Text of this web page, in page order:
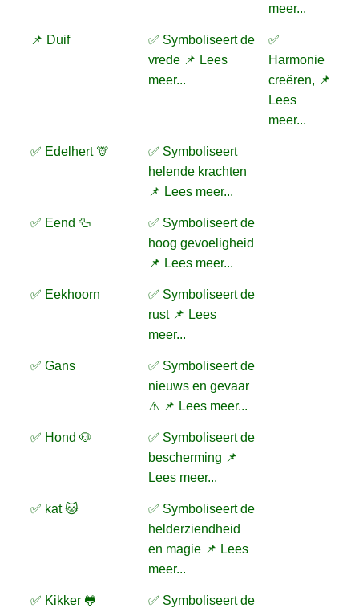
meer...
📌 Duif
✅ Symboliseert de
vrede 📌 Lees
meer...
✅
Harmonie
creëren, 📌
Lees
meer...
✅ Edelhert 🦒
✅ Symboliseert
helende krachten
📌 Lees meer...
✅ Eend 🦆
✅ Symboliseert de
hoog gevoeligheid
📌 Lees meer...
✅ Eekhoorn
✅ Symboliseert de
rust 📌 Lees
meer...
✅ Gans
✅ Symboliseert de
nieuws en gevaar
⚠️ 📌 Lees meer...
✅ Hond 🐶
✅ Symboliseert de
bescherming 📌
Lees meer...
✅ kat 🐱
✅ Symboliseert de
helderziendheid
en magie 📌 Lees
meer...
✅ Kikker 🐸
✅ Symboliseert de